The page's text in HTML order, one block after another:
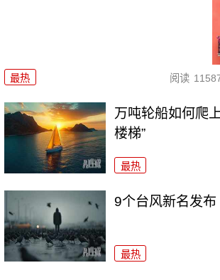
最热 阅读
万吨轮船如何爬
楼梯”
最热
9个台风新名发布
最热